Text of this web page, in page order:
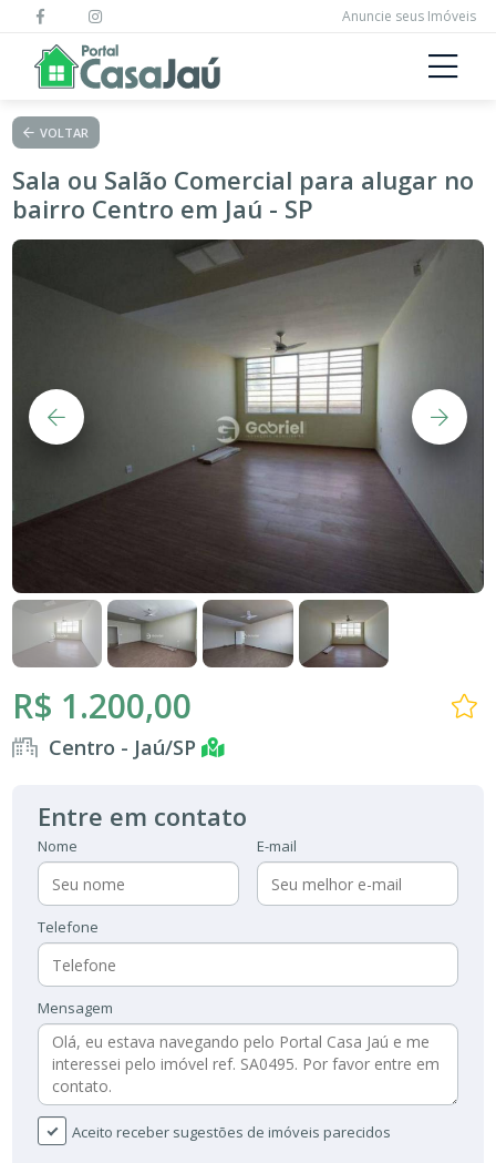
Anuncie seus Imóveis
VOLTAR
Sala ou Salão Comercial para alugar no
bairro Centro em Jaú - SP
R$ 1.200,00
Centro - Jaú/SP
Entre em contato
Nome E-mail
Telefone
Mensagem
Aceito receber sugestões de imóveis parecidos